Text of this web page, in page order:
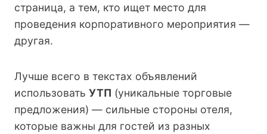
страница, а тем, кто ищет место для
проведения корпоративного мероприятия —
другая.
Лучше всего в текстах объявлений
использовать УТП (уникальные торговые
предложения) — сильные стороны отеля,
которые важны для гостей из разных